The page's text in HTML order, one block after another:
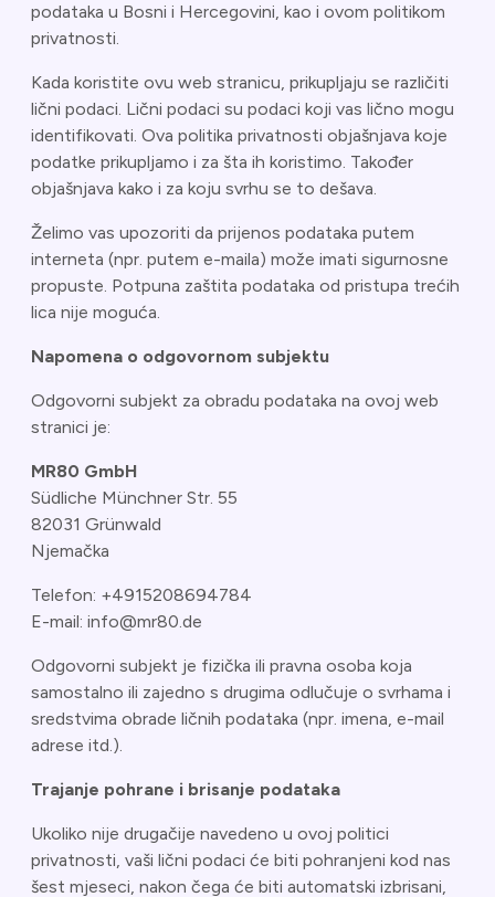
podataka u Bosni i Hercegovini, kao i ovom politikom
privatnosti.
Kada koristite ovu web stranicu, prikupljaju se različiti
lični podaci. Lični podaci su podaci koji vas lično mogu
identifikovati. Ova politika privatnosti objašnjava koje
podatke prikupljamo i za šta ih koristimo. Također
objašnjava kako i za koju svrhu se to dešava.
Želimo vas upozoriti da prijenos podataka putem
interneta (npr. putem e-maila) može imati sigurnosne
propuste. Potpuna zaštita podataka od pristupa trećih
lica nije moguća.
Napomena o odgovornom subjektu
Odgovorni subjekt za obradu podataka na ovoj web
stranici je:
MR80 GmbH
Südliche Münchner Str. 55
82031 Grünwald
Njemačka
Telefon: +4915208694784
E-mail: info@mr80.de
Odgovorni subjekt je fizička ili pravna osoba koja
samostalno ili zajedno s drugima odlučuje o svrhama i
sredstvima obrade ličnih podataka (npr. imena, e-mail
adrese itd.).
Trajanje pohrane i brisanje podataka
Ukoliko nije drugačije navedeno u ovoj politici
privatnosti, vaši lični podaci će biti pohranjeni kod nas
šest mjeseci, nakon čega će biti automatski izbrisani,